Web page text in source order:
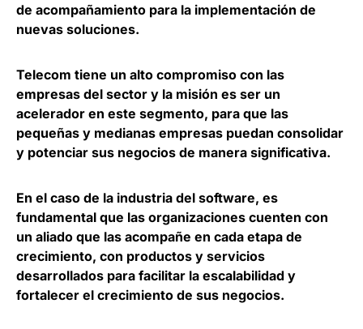
de acompañamiento para la implementación de
nuevas soluciones.
Telecom tiene un alto compromiso con las
empresas del sector y la misión es ser un
acelerador en este segmento, para que las
pequeñas y medianas empresas puedan consolidar
y potenciar sus negocios de manera significativa.
En el caso de la industria del software, es
fundamental que las organizaciones cuenten con
un aliado que las acompañe en cada etapa de
crecimiento, con productos y servicios
desarrollados para facilitar la escalabilidad y
fortalecer el crecimiento de sus negocios.